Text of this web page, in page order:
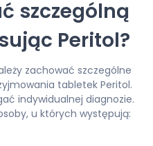
szczególną
Peritol?
zachować szczególne
tabletek Peritol.
indywidualnej diagnozie.
u których występują: